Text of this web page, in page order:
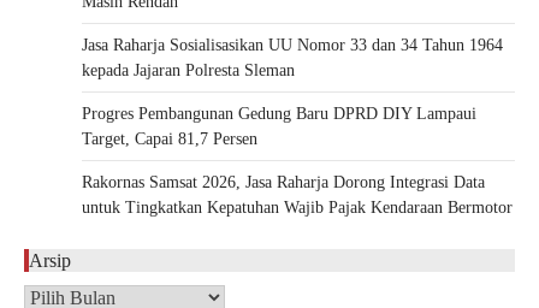
Jasa Raharja Sosialisasikan UU Nomor 33 dan 34 Tahun 1964
kepada Jajaran Polresta Sleman
Progres Pembangunan Gedung Baru DPRD DIY Lampaui
Target, Capai 81,7 Persen
Rakornas Samsat 2026, Jasa Raharja Dorong Integrasi Data
untuk Tingkatkan Kepatuhan Wajib Pajak Kendaraan Bermotor
Arsip
Arsip